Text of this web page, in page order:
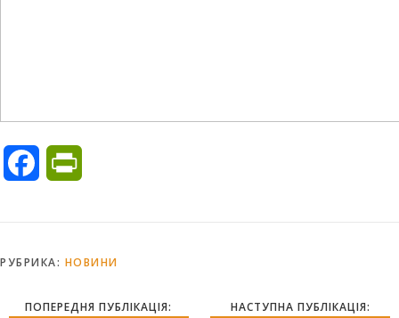
Facebook
РУБРИКА: НОВИНИ
ПОПЕРЕДНЯ ПУБЛІКАЦІЯ: НАСТУПНА ПУБЛІКАЦІЯ: